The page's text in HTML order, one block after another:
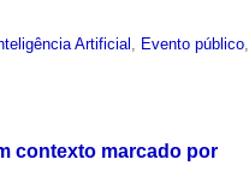
Artificial, Evento público,
contexto marcado por